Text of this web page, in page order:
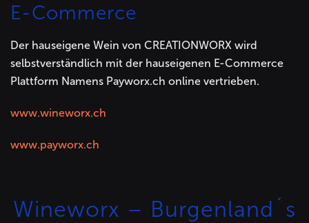
E-Commerce
Der hauseigene Wein von CREATIONWORX wird
selbstverständlich mit der hauseigenen E-Commerce
Plattform Namens Payworx.ch online vertrieben.
www.wineworx.ch
www.payworx.ch
Wineworx – Burgenland´s